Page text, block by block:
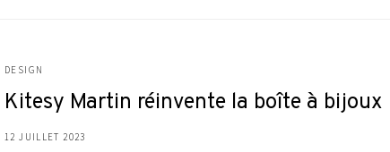
DESIGN
Kitesy Martin réinvente la boîte à bijoux
12 JUILLET 2023